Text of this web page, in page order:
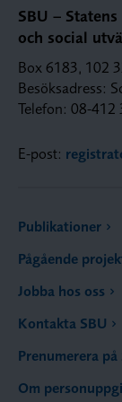
SBU –
och social
Box 6183, 102
Besöksadress:
Telefon: 08-412
E-post:
Publikationer
Pågående
Jobba hos oss
Kontakta SBU
Prenumerera
Om